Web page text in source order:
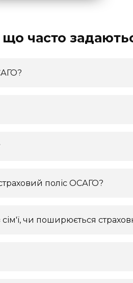
часто
поліс ОСАГО?
чи поширюється